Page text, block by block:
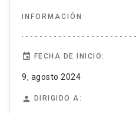
INFORMACIÓN
event FECHA DE INICIO:
9, agosto 2024
person DIRIGIDO A: